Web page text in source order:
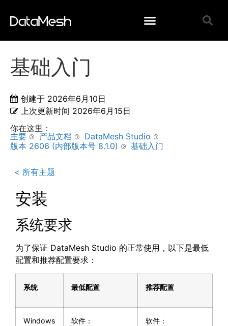
基础入门
创建于 2026年6月10日
上次更新时间 2026年6月15日
你在这里：
主要
产品文档
DataMesh Studio
版本 2606 (内部版本号 8.1.0)
基础入门
< 所有主题
安装
系统要求
为了保证 DataMesh Studio 的正常使用，以下是最低
配置和推荐配置要求：
系统 最低配置 推荐配置
Windows
软件： 软件：